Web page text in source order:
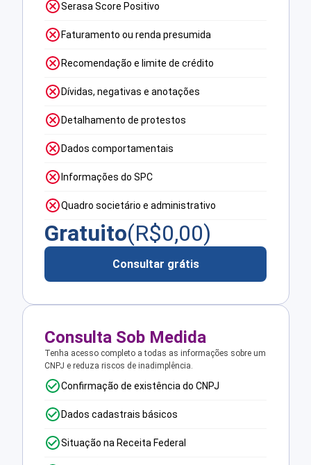
Serasa Score Positivo
Faturamento ou renda presumida
Recomendação e limite de crédito
Dívidas, negativas e anotações
Detalhamento de protestos
Dados comportamentais
Informações do SPC
Quadro societário e administrativo
Gratuito(R$0,00)
Consultar grátis
Consulta Sob Medida
Tenha acesso completo a todas as informações sobre um
CNPJ e reduza riscos de inadimplência.
Confirmação de existência do CNPJ
Dados cadastrais básicos
Situação na Receita Federal